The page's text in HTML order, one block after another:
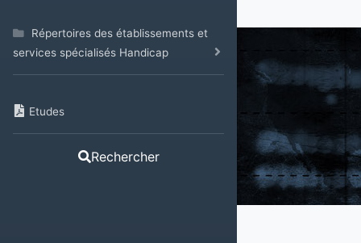
Répertoires des établissements et
services spécialisés Handicap
Etudes
Rechercher